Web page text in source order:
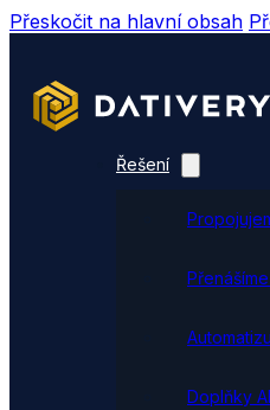
Přeskočit na hlavní obsah
Řešení
Doplňky